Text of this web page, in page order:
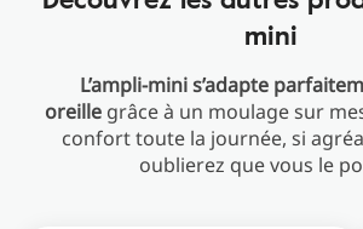
mini
L’ampli-mini s’adapte
oreillegrâce à un moulage sur
confort toute la journée, si
oublierez que vous le